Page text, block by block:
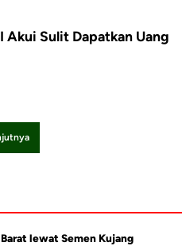
Akui Sulit Dapatkan Uang
lewat Semen Kujang